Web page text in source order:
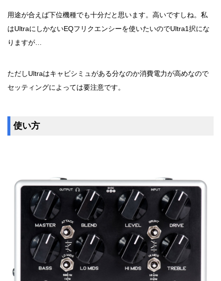
用途が合えば下位機種でも十分だと思います。高いですしね。私
はUltraにしかないEQフリクエンシーを使いたいのでUltra1択にな
りますが…
ただしUltraはキャビシミュがある分なのか消費電力が高めなので
セッティングによっては要注意です。
使い方